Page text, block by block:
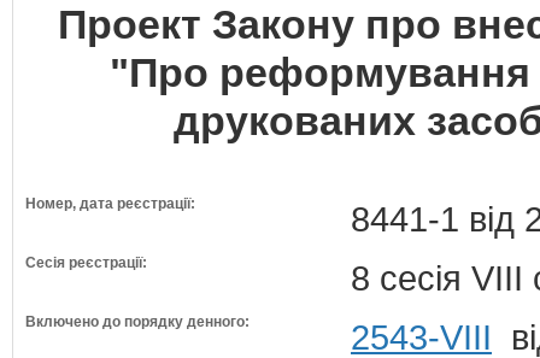
Проект Закону про
"Про реформування
друкованих
Номер, дата реєстрації: 8441-1 від
Сесія реєстрації: 8 сесія VIII
Включено до порядку денного: 2543-VIII